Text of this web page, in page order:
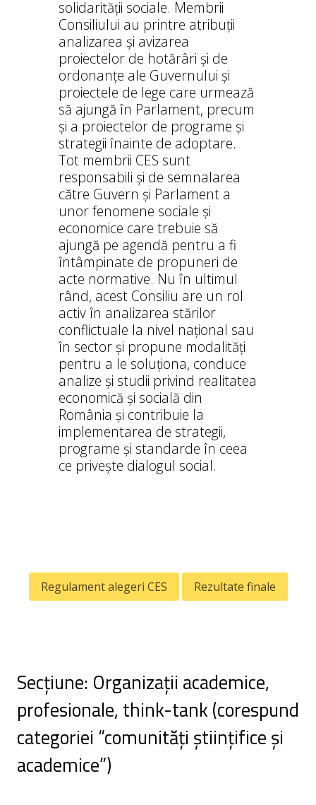
solidarității sociale. Membrii
Consiliului au printre atribuții
analizarea și avizarea
proiectelor de hotărâri și de
ordonanțe ale Guvernului și
proiectele de lege care urmează
să ajungă în Parlament, precum
și a proiectelor de programe și
strategii înainte de adoptare.
Tot membrii CES sunt
responsabili și de semnalarea
către Guvern și Parlament a
unor fenomene sociale și
economice care trebuie să
ajungă pe agendă pentru a fi
întâmpinate de propuneri de
acte normative. Nu în ultimul
rând, acest Consiliu are un rol
activ în analizarea stărilor
conflictuale la nivel național sau
în sector și propune modalități
pentru a le soluționa, conduce
analize și studii privind realitatea
economică și socială din
România și contribuie la
implementarea de strategii,
programe și standarde în ceea
ce privește dialogul social.
Regulament alegeri CES Rezultate finale
Secțiune: Organizații academice,
profesionale, think-tank (corespund
categoriei “comunități științifice și
academice”)